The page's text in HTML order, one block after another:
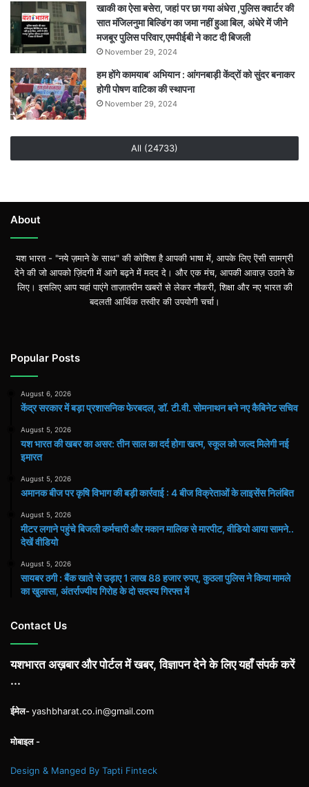
खाकी का ऐसा बसेरा, जहां पर छा गया अंधेरा ,पुलिस क्वार्टर की
सात मंजिलनुमा बिल्डिंग का जमा नहीं हुआ बिल, अंधेरे में जीने
मजबूर पुलिस परिवार,एमपीईबी ने काट दी बिजली
November 29, 2024
हम होंगे कामयाब’ अभियान : आंगनबाड़ी केंद्रों को सुंदर बनाकर
होगी पोषण वाटिका की स्थापना
November 29, 2024
All (24733)
About
यश भारत - "नये ज़माने के साथ" की कोशिश है आपकी भाषा में, आपके लिए ऎसी सामग्री
देने की जो आपको ज़िंदगी में आगे बढ़ने में मदद दे। और एक मंच, आपकी आवाज़ उठाने के
लिए। इसलिए आप यहां पाएंगे ताज़ातरीन खबरों से लेकर नौकरी, शिक्षा और नए भारत की
बदलती आर्थिक तस्वीर की उपयोगी चर्चा।
Popular Posts
August 6, 2026
केंद्र सरकार में बड़ा प्रशासनिक फेरबदल, डॉ. टी.वी. सोमनाथन बने नए कैबिनेट सचिव
August 5, 2026
यश भारत की खबर का असर: तीन साल का दर्द होगा खत्म, स्कूल को जल्द मिलेगी नई
इमारत
August 5, 2026
अमानक बीज पर कृषि विभाग की बड़ी कार्रवाई : 4 बीज विक्रेताओं के लाइसेंस निलंबित
August 5, 2026
मीटर लगाने पहुंचे बिजली कर्मचारी और मकान मालिक से मारपीट, वीडियो आया सामने..
देखें वीडियो
August 5, 2026
सायबर ठगी : बैंक खाते से उड़ाए 1 लाख 88 हजार रुपए, कुठला पुलिस ने किया मामले
का खुलासा, अंतर्राज्यीय गिरोह के दो सदस्य गिरफ्त में
Contact Us
यशभारत अख़बार और पोर्टल में खबर, विज्ञापन देने के लिए यहाँ संपर्क करें
...
ईमेल-yashbharat.co.in@gmail.com
मोबाइल -
Design & Manged By Tapti Finteck